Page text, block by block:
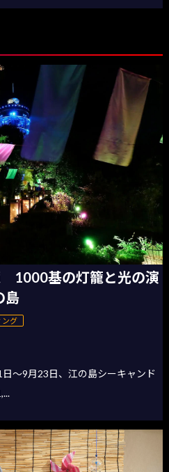
1000基の灯籠と光の演
島
ング
〜9月23日、江の島シーキャンド